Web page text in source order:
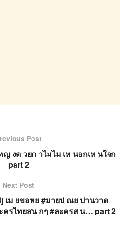
Post
งด วยก าไมไม เห นอกเห นใจก
part 2
Next Post
เม ยขอหย #มายป ณย ปานวาด
ครไทยสน กๆ #ละครส น… part 2